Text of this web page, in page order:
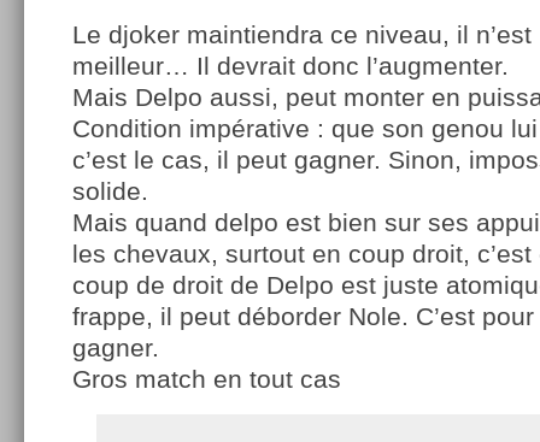
Le djoker maintiendra ce niveau, il
meilleur… Il devrait donc l’augmenter.
Mais Delpo aussi, peut monter en
Condition impérative : que son genou
c’est le cas, il peut gagner. Sinon,
solide.
Mais quand delpo est bien sur ses
les chevaux, surtout en coup droit,
coup de droit de Delpo est juste
frappe, il peut déborder Nole. C’est pour
gagner.
Gros match en tout cas